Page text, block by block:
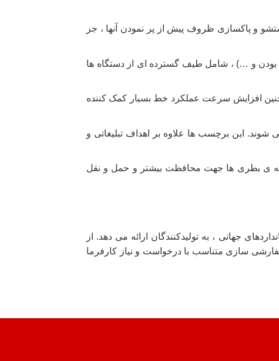
و پاکسازی ظروف پیش از پر نمودن آنها ، جز
بودن و …) ، شامل طیف گسترده ای از دستگاه ها
افزایش سرعت عملکرد خط بسیار کمک کننده
این برچسب ها علاوه بر اهداف تبلیغاتی و
ی بطری ها جهت محافظت بیشتر و حمل و نقل
جهانی ، به تولیدکنندگان ارائه می دهد. از
سازی متناسب با درخواست و نیاز کارفرما